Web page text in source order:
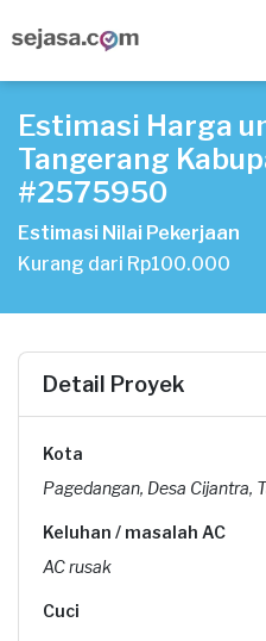
Estimasi Harga
Tangerang
#2575950
Estimasi Nilai Pekerjaan
Kurang dari Rp100.000
Detail Proyek
Kota
Pagedangan, Desa Cijantra,
Keluhan / masalah AC
AC rusak
Cuci